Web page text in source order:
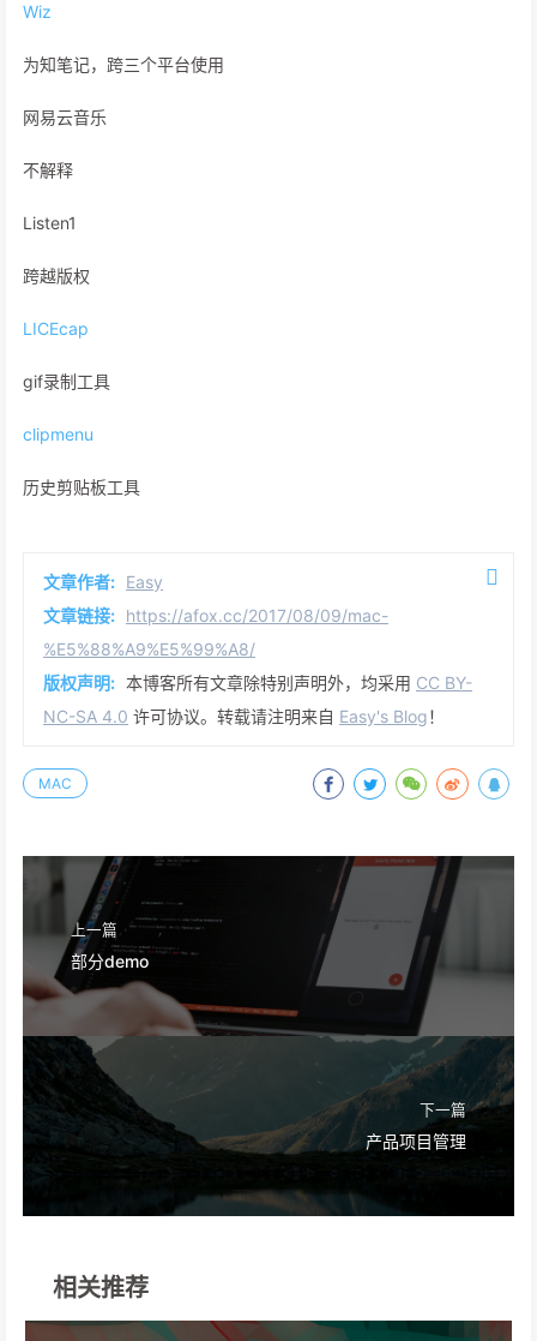
Wiz
为知笔记，跨三个平台使用
网易云音乐
不解释
Listen1
跨越版权
LICEcap
gif录制工具
clipmenu
历史剪贴板工具
文章作者: Easy
文章链接: https://afox.cc/2017/08/09/mac-
%E5%88%A9%E5%99%A8/
版权声明: 本博客所有文章除特别声明外，均采用 CC BY-
NC-SA 4.0 许可协议。转载请注明来自 Easy's Blog！
MAC
上一篇
部分demo
下一篇
产品项目管理
相关推荐